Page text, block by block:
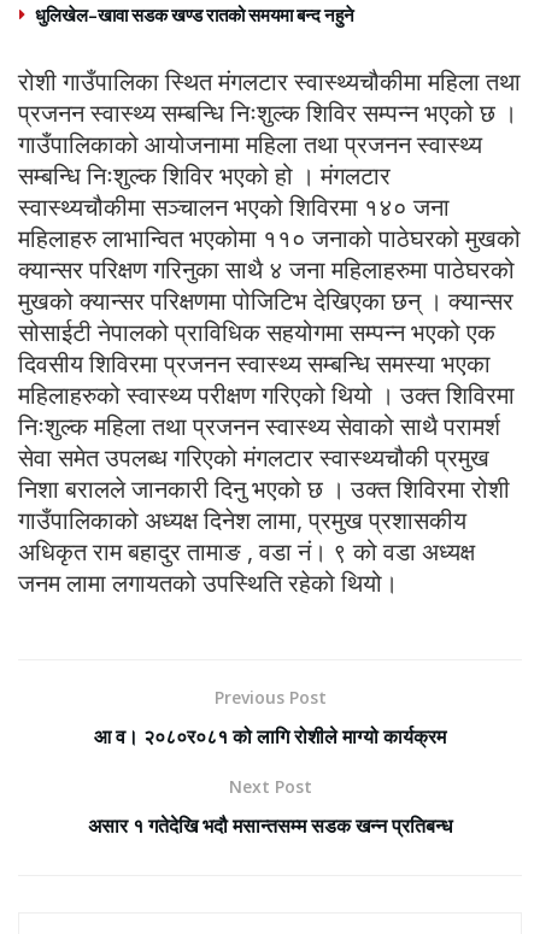
धुलिखेल–खावा सडक खण्ड रातको समयमा बन्द नहुने
रोशी गाउँपालिका स्थित मंगलटार स्वास्थ्यचौकीमा महिला तथा
प्रजनन स्वास्थ्य सम्बन्धि निःशुल्क शिविर सम्पन्न भएको छ ।
गाउँपालिकाको आयोजनामा महिला तथा प्रजनन स्वास्थ्य
सम्बन्धि निःशुल्क शिविर भएको हो । मंगलटार
स्वास्थ्यचौकीमा सञ्चालन भएको शिविरमा १४० जना
महिलाहरु लाभान्वित भएकोमा ११० जनाको पाठेघरको मुखको
क्यान्सर परिक्षण गरिनुका साथै ४ जना महिलाहरुमा पाठेघरको
मुखको क्यान्सर परिक्षणमा पोजिटिभ देखिएका छन् । क्यान्सर
सोसाईटी नेपालको प्राविधिक सहयोगमा सम्पन्न भएको एक
दिवसीय शिविरमा प्रजनन स्वास्थ्य सम्बन्धि समस्या भएका
महिलाहरुको स्वास्थ्य परीक्षण गरिएको थियो । उक्त शिविरमा
निःशुल्क महिला तथा प्रजनन स्वास्थ्य सेवाको साथै परामर्श
सेवा समेत उपलब्ध गरिएको मंगलटार स्वास्थ्यचौकी प्रमुख
निशा बरालले जानकारी दिनु भएको छ । उक्त शिविरमा रोशी
गाउँपालिकाको अध्यक्ष दिनेश लामा, प्रमुख प्रशासकीय
अधिकृत राम बहादुर तामाङ , वडा नं। ९ को वडा अध्यक्ष
जनम लामा लगायतको उपस्थिति रहेको थियो।
Previous Post
आ व। २०८०र०८१ को लागि रोशीले माग्यो कार्यक्रम
Next Post
असार १ गतेदेखि भदौ मसान्तसम्म सडक खन्न प्रतिबन्ध